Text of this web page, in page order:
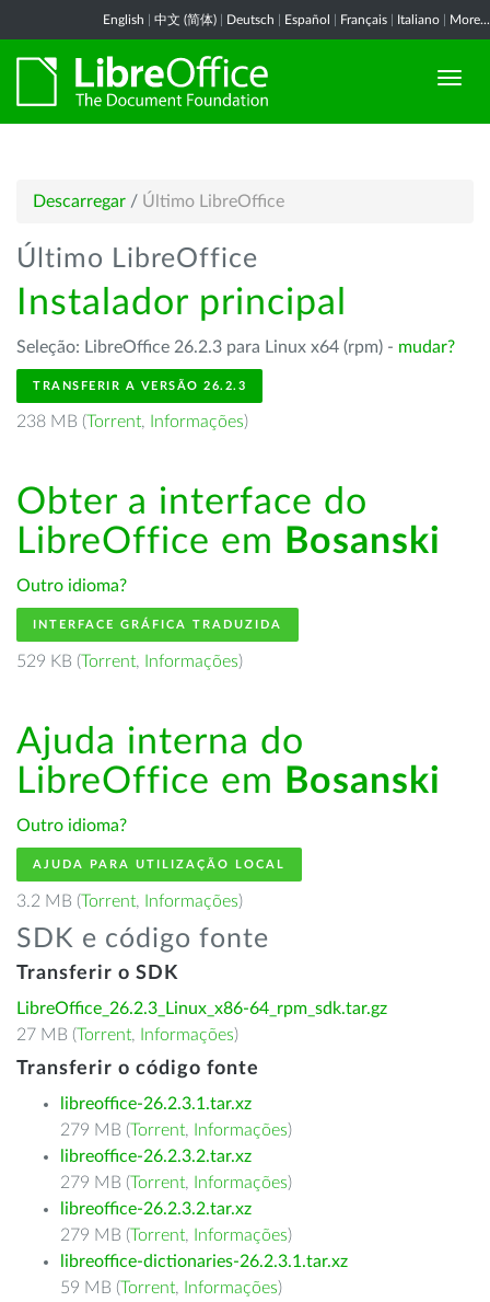
English 中文 (简体) Deutsch Español Français Italiano More...
Descarregar / Último LibreOffice
Último LibreOffice
Instalador principal
Seleção: LibreOffice 26.2.3 para Linux x64 (rpm) - mudar?
TRANSFERIR A VERSÃO 26.2.3
238 MB (Torrent, Informações)
Obter a interface do
LibreOffice em Bosanski
Outro idioma?
INTERFACE GRÁFICA TRADUZIDA
529 KB (Torrent, Informações)
Ajuda interna do
LibreOffice em Bosanski
Outro idioma?
AJUDA PARA UTILIZAÇÃO LOCAL
3.2 MB (Torrent, Informações)
SDK e código fonte
Transferir o SDK
LibreOffice_26.2.3_Linux_x86-64_rpm_sdk.tar.gz
27 MB (Torrent, Informações)
Transferir o código fonte
libreoffice-26.2.3.1.tar.xz
279 MB (Torrent, Informações)
libreoffice-26.2.3.2.tar.xz
279 MB (Torrent, Informações)
libreoffice-26.2.3.2.tar.xz
279 MB (Torrent, Informações)
libreoffice-dictionaries-26.2.3.1.tar.xz
59 MB (Torrent, Informações)